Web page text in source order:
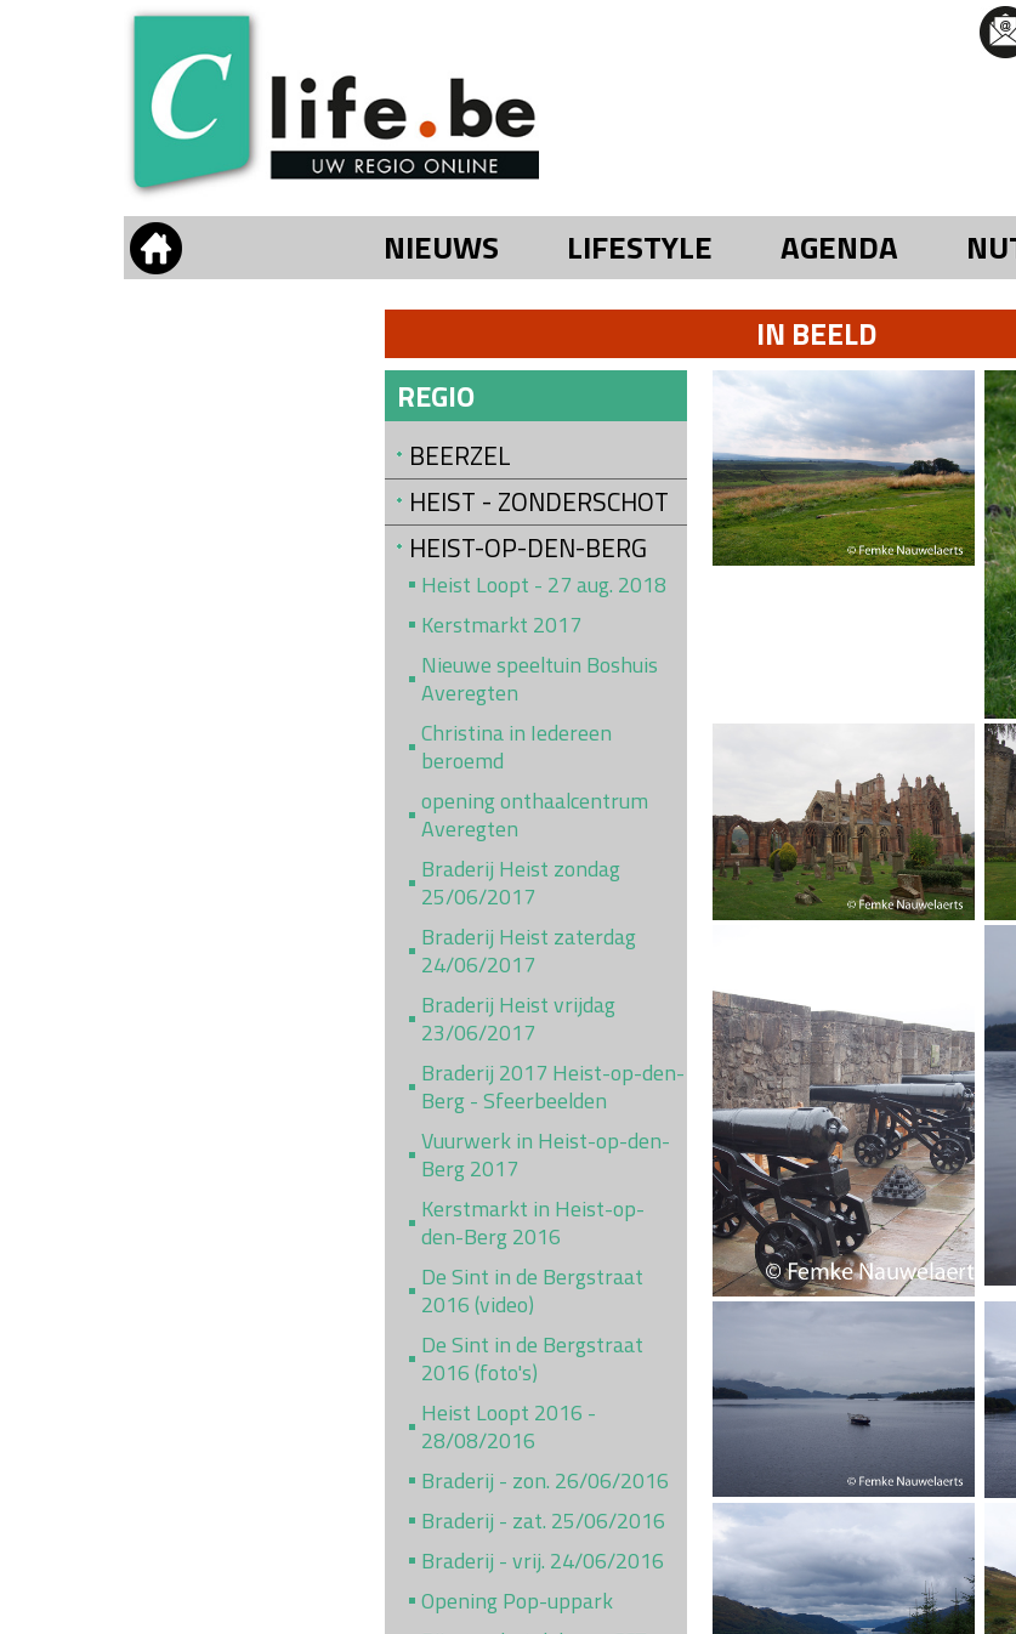
NIEUWS LIFESTYLE AGENDA
IN BEELD
REGIO
BEERZEL
HEIST - ZONDERSCHOT
HEIST-OP-DEN-BERG
Heist Loopt - 27 aug. 2018
Kerstmarkt 2017
Nieuwe speeltuin Boshuis
Averegten
Christina in Iedereen
beroemd
opening onthaalcentrum
Averegten
Braderij Heist zondag
25/06/2017
Braderij Heist zaterdag
24/06/2017
Braderij Heist vrijdag
23/06/2017
Braderij 2017 Heist-op-den-
Berg - Sfeerbeelden
Vuurwerk in Heist-op-den-
Berg 2017
Kerstmarkt in Heist-op-
den-Berg 2016
De Sint in de Bergstraat
2016 (video)
De Sint in de Bergstraat
2016 (foto's)
Heist Loopt 2016 -
28/08/2016
Braderij - zon. 26/06/2016
Braderij - zat. 25/06/2016
Braderij - vrij. 24/06/2016
Opening Pop-uppark